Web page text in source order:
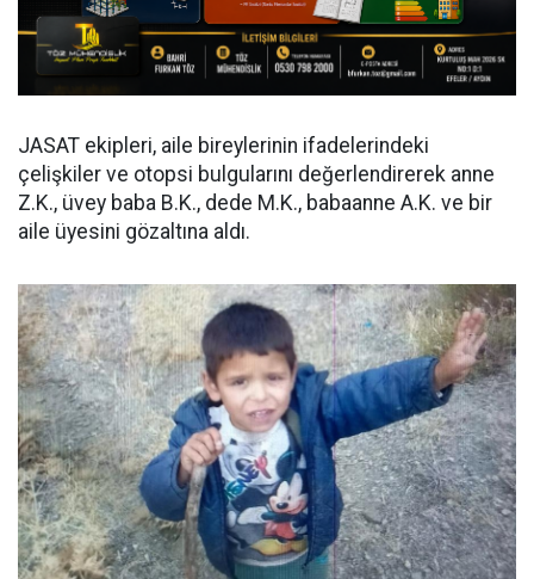
JASAT ekipleri, aile bireylerinin ifadelerindeki
çelişkiler ve otopsi bulgularını değerlendirerek anne
Z.K., üvey baba B.K., dede M.K., babaanne A.K. ve bir
aile üyesini gözaltına aldı.